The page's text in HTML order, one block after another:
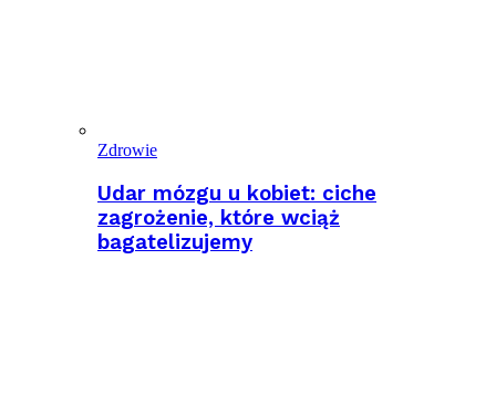
Zdrowie
Udar mózgu u kobiet: ciche
zagrożenie, które wciąż
bagatelizujemy